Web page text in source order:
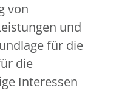
von
und
für die
die
Interessen